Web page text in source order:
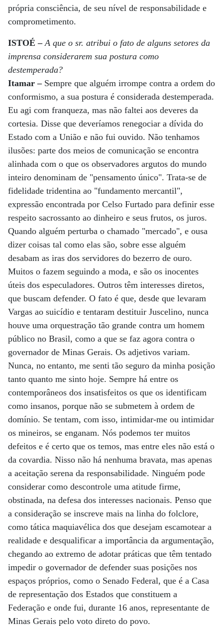
própria consciência, de seu nível de responsabilidade e
comprometimento.
ISTOÉ –A que o sr. atribui o fato de alguns setores da
imprensa considerarem sua postura como
destemperada?
Itamar – Sempre que alguém irrompe contra a ordem do
conformismo, a sua postura é considerada destemperada.
Eu agi com franqueza, mas não faltei aos deveres da
cortesia. Disse que deveríamos renegociar a dívida do
Estado com a União e não fui ouvido. Não tenhamos
ilusões: parte dos meios de comunicação se encontra
alinhada com o que os observadores argutos do mundo
inteiro denominam de "pensamento único". Trata-se de
fidelidade tridentina ao "fundamento mercantil",
expressão encontrada por Celso Furtado para definir esse
respeito sacrossanto ao dinheiro e seus frutos, os juros.
Quando alguém perturba o chamado "mercado", e ousa
dizer coisas tal como elas são, sobre esse alguém
desabam as iras dos servidores do bezerro de ouro.
Muitos o fazem seguindo a moda, e são os inocentes
úteis dos especuladores. Outros têm interesses diretos,
que buscam defender. O fato é que, desde que levaram
Vargas ao suicídio e tentaram destituir Juscelino, nunca
houve uma orquestração tão grande contra um homem
público no Brasil, como a que se faz agora contra o
governador de Minas Gerais. Os adjetivos variam.
Nunca, no entanto, me senti tão seguro da minha posição
tanto quanto me sinto hoje. Sempre há entre os
contemporâneos dos insatisfeitos os que os identificam
como insanos, porque não se submetem à ordem de
domínio. Se tentam, com isso, intimidar-me ou intimidar
os mineiros, se enganam. Nós podemos ter muitos
defeitos e é certo que os temos, mas entre eles não está o
da covardia. Nisso não há nenhuma bravata, mas apenas
a aceitação serena da responsabilidade. Ninguém pode
considerar como descontrole uma atitude firme,
obstinada, na defesa dos interesses nacionais. Penso que
a consideração se inscreve mais na linha do folclore,
como tática maquiavélica dos que desejam escamotear a
realidade e desqualificar a importância da argumentação,
chegando ao extremo de adotar práticas que têm tentado
impedir o governador de defender suas posições nos
espaços próprios, como o Senado Federal, que é a Casa
de representação dos Estados que constituem a
Federação e onde fui, durante 16 anos, representante de
Minas Gerais pelo voto direto do povo.